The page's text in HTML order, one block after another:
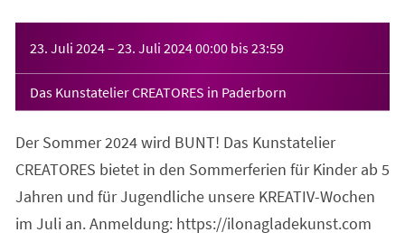
23. Juli 2024– 23. Juli 202400:00 bis23:59
Das Kunstatelier CREATORES in Paderborn
Der Sommer 2024 wird BUNT! Das Kunstatelier
CREATORES bietet in den Sommerferien für Kinder ab 5
Jahren und für Jugendliche unsere KREATIV-Wochen
im Juli an. Anmeldung: https://ilonagladekunst.com